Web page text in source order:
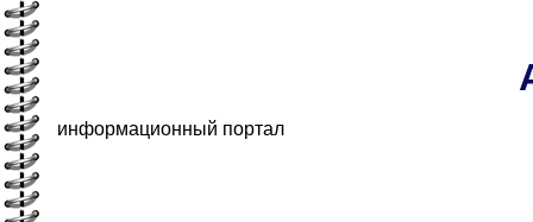
информационный портал